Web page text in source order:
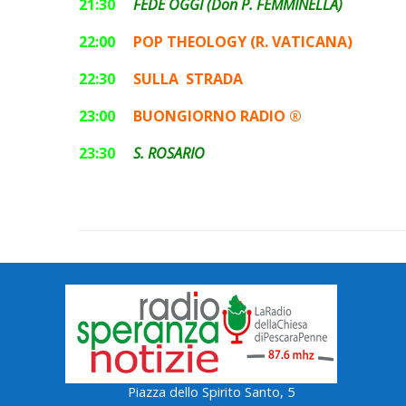
21:30
FEDE OGGI (Don P. FEMMINELLA)
22:00
POP THEOLOGY (R. VATICANA)
22:30
SULLA STRADA
23:00
BUONGIORNO RADIO ®
23:30
S. ROSARIO
Piazza dello Spirito Santo, 5